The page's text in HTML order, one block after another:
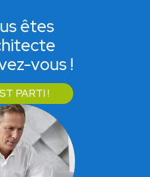
êtes
vous !
PARTI !